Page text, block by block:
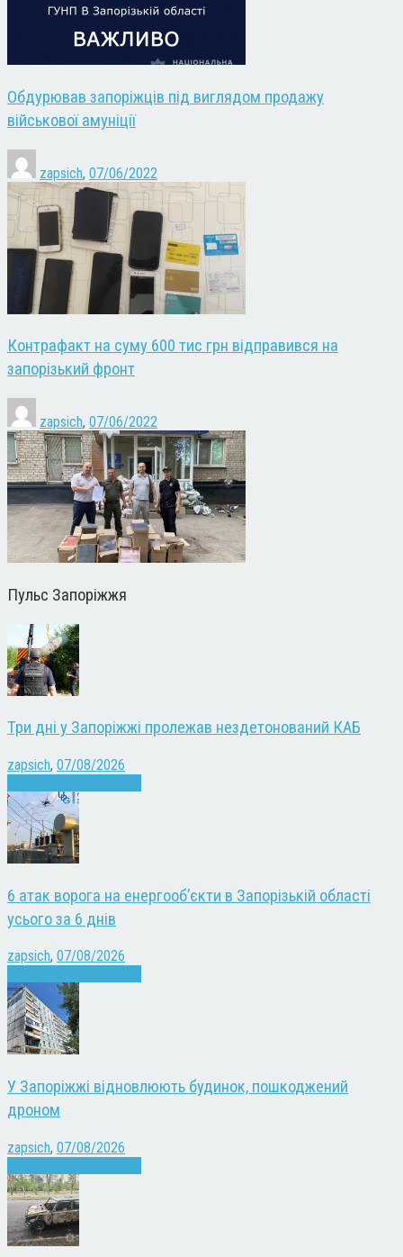
Обдурював запоріжців під виглядом продажу
військової амуніції
zapsich, 07/06/2022
Контрафакт на суму 600 тис грн відправився на
запорізький фронт
zapsich, 07/06/2022
Пульс Запоріжжя
Три дні у Запоріжжі пролежав нездетонований КАБ
zapsich, 07/08/2026
6 атак ворога на енергооб’єкти в Запорізькій області
усього за 6 днів
zapsich, 07/08/2026
У Запоріжжі відновлюють будинок, пошкоджений
дроном
zapsich, 07/08/2026